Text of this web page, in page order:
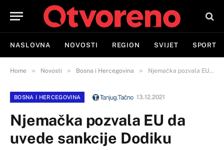
NASLOVNA NOVOSTI REGION SVIJET SPORT
Home » Novosti » Bosna i Hercegovina » Njemačka pozvala EU da uvede sankcije Dodiku
BOSNA I HERCEGOVINA 13.12.2021
Njemačka pozvala EU da
uvede sankcije Dodiku